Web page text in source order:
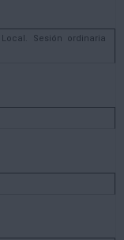
Local. Sesión ordinaria